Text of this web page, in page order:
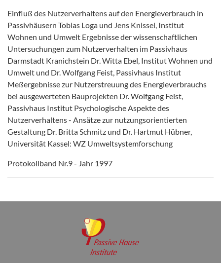
Einfluß des Nutzerverhaltens auf den Energieverbrauch in
Passivhäusern Tobias Loga und Jens Knissel, Institut
Wohnen und Umwelt Ergebnisse der wissenschaftlichen
Untersuchungen zum Nutzerverhalten im Passivhaus
Darmstadt Kranichstein Dr. Witta Ebel, Institut Wohnen und
Umwelt und Dr. Wolfgang Feist, Passivhaus Institut
Meßergebnisse zur Nutzerstreuung des Energieverbrauchs
bei ausgewerteten Bauprojekten Dr. Wolfgang Feist,
Passivhaus Institut Psychologische Aspekte des
Nutzerverhaltens - Ansätze zur nutzungsorientierten
Gestaltung Dr. Britta Schmitz und Dr. Hartmut Hübner,
Universität Kassel: WZ Umweltsystemforschung
Protokollband Nr.9 - Jahr 1997